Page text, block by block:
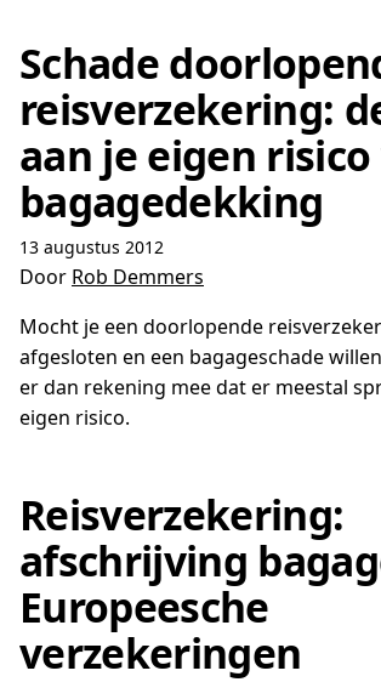
Schade
reisverzekering:
aan je eigen
bagagedekking
13 augustus 2012
Door Rob Demmers
Mocht je een doorlopende
afgesloten en een bagageschade
er dan rekening mee dat er meestal
eigen risico.
Reisverzekering:
afschrijving
Europeesche
verzekeringen